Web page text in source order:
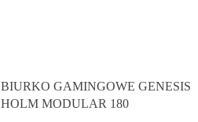
BIURKO GAMINGOWE GENESIS
HOLM MODULAR 180